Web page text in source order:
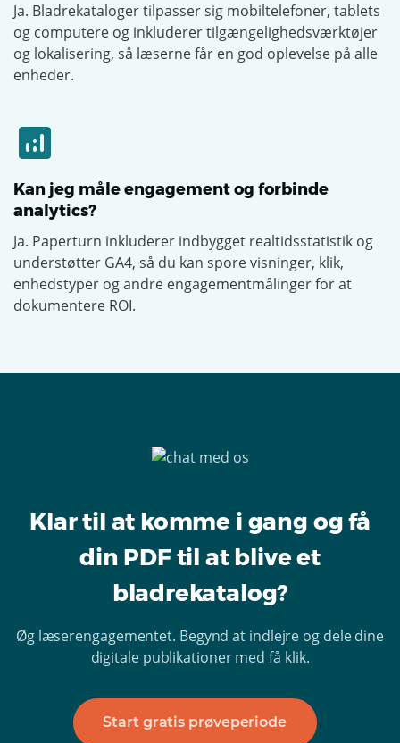
Ja. Bladrekataloger tilpasser sig mobiltelefoner, tablets
og computere og inkluderer tilgængelighedsværktøjer
og lokalisering, så læserne får en god oplevelse på alle
enheder.
Kan jeg måle engagement og forbinde
analytics?
Ja. Paperturn inkluderer indbygget realtidsstatistik og
understøtter GA4, så du kan spore visninger, klik,
enhedstyper og andre engagementmålinger for at
dokumentere ROI.
Klar til at komme i gang og få
din PDF til at blive et
bladrekatalog?
Øg læserengagementet. Begynd at indlejre og dele dine
digitale publikationer med få klik.
Start gratis prøveperiode